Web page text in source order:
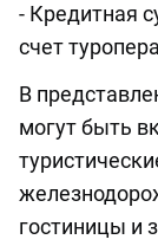
- Кредитная
счет
В
могут быть
гостиницы и